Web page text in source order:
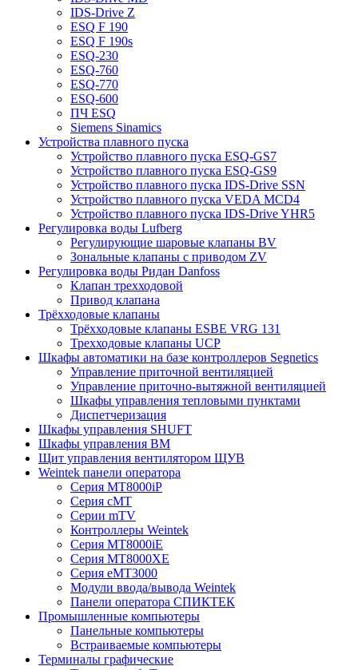
IDS-Drive Z
ESQ F 190
ESQ F 190s
ESQ-230
ESQ-760
ESQ-770
ESQ-600
ПЧ ESQ
Siemens Sinamics
Устройства плавного пуска
Устройство плавного пуска ESQ-GS7
Устройство плавного пуска ESQ-GS9
Устройство плавного пуска IDS-Drive SSN
Устройство плавного пуска VEDA MCD4
Устройство плавного пуска IDS-Drive YHR5
Регулировка воды Lufberg
Регулирующие шаровые клапаны BV
Зональные клапаны с приводом ZV
Регулировка воды Ридан Danfoss
Клапан трехходовой
Привод клапана
Трёхходовые клапаны
Трёхходовые клапаны ESBE VRG 131
Трехходовые клапаны UCP
Шкафы автоматики на базе контроллеров Segnetics
Управление приточной вентиляцией
Управление приточно-вытяжной вентиляцией
Шкафы управления тепловыми пунктами
Диспетчеризация
Шкафы управления SHUFT
Шкафы управления BM
Щит управления вентилятором ЩУВ
Weintek панели оператора
Серия MT8000iP
Серия cMT
Серии mTV
Контроллеры Weintek
Серия MT8000iE
Серия MT8000XE
Серия eMT3000
Модули ввода/вывода Weintek
Панели оператора СПИКТЕК
Промышленные компьютеры
Панельные компьютеры
Встраиваемые компьютеры
Терминалы графические